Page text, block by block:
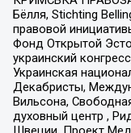
Бёлля, Stichting
правовой
Фонд Открытой
украинский
Украинская
Декабристы,
Вильсона,
духовный центр ,